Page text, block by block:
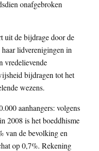
onafgebroken
uit de bijdrage door de
lidverenigingen in
vredelievende
bijdragen tot het
wezens.
aanhangers: volgens
2008 is het boeddhisme
van de bevolking en
op 0,7%. Rekening